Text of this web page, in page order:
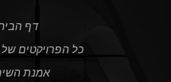
דף
כל הפרויקטים של
אמנת